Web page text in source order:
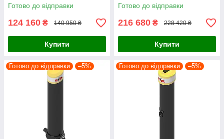
Готово до відправки
124 160 ₴ 140 950 ₴
Купити
Готово до відправки
216 680 ₴ 228 420 ₴
Купити
Готово до відправки –5% Готово до відправки –5%